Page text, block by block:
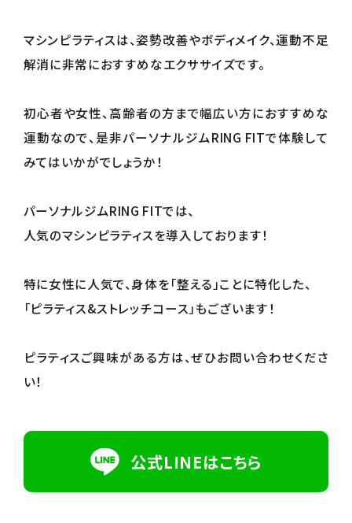
マシンピラティスは、姿勢改善やボディメイク、運動不足
解消に非常におすすめなエクササイズです。
初心者や女性、高齢者の方まで幅広い方におすすめな
運動なので、是非パーソナルジムRING FITで体験して
みてはいかがでしょうか！
パーソナルジムRING FITでは、
人気のマシンピラティスを導入しております！
特に女性に人気で、身体を「整える」ことに特化した、
「ピラティス&ストレッチコース」もございます！
ピラティスご興味がある方は、ぜひお問い合わせくださ
い！
公式LINEはこちら